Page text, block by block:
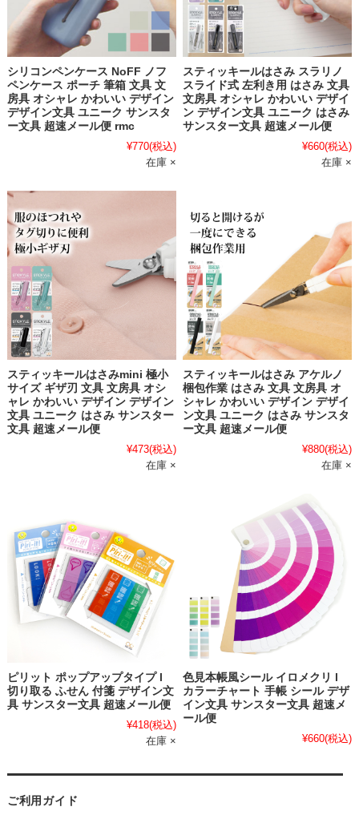
シリコンペンケース NoFF ノフ
ペンケース ポーチ 筆箱 文具 文
房具 オシャレ かわいい デザイン
デザイン文具 ユニーク サンスタ
ー文具 超速メール便 rmc
¥770(税込)
在庫 ×
スティッキールはさみ スラリノ
スライド式 左利き用 はさみ 文具
文房具 オシャレ かわいい デザイ
ン デザイン文具 ユニーク はさみ
サンスター文具 超速メール便
¥660(税込)
在庫 ×
スティッキールはさみmini 極小
サイズ ギザ刃 文具 文房具 オシ
ャレ かわいい デザイン デザイン
文具 ユニーク はさみ サンスター
文具 超速メール便
¥473(税込)
在庫 ×
スティッキールはさみ アケルノ
梱包作業 はさみ 文具 文房具 オ
シャレ かわいい デザイン デザイ
ン文具 ユニーク はさみ サンスタ
ー文具 超速メール便
¥880(税込)
在庫 ×
ピリット ポップアップタイプ l
切り取る ふせん 付箋 デザイン文
具 サンスター文具 超速メール便
¥418(税込)
在庫 ×
色見本帳風シール イロメクリ l
カラーチャート 手帳 シール デザ
イン文具 サンスター文具 超速メ
ール便
¥660(税込)
ご利用ガイド